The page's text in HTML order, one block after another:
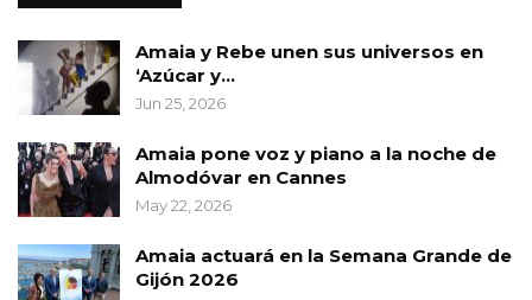
Amaia y Rebe unen sus universos en
‘Azúcar y…
Jun 25, 2026
Amaia pone voz y piano a la noche de
Almodóvar en Cannes
May 22, 2026
Amaia actuará en la Semana Grande de
Gijón 2026